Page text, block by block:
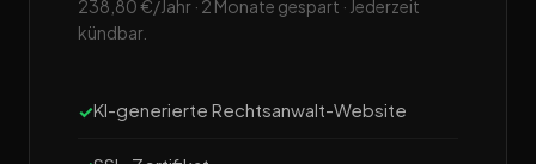
238,80 €/Jahr · 2 Monate gespart · Jederzeit
kündbar.
KI-generierte Rechtsanwalt-Website